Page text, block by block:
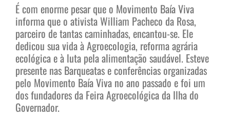
É com enorme pesar que o Movimento Baía Viva
informa que o ativista William Pacheco da Rosa,
parceiro de tantas caminhadas, encantou-se. Ele
dedicou sua vida à Agroecologia, reforma agrária
ecológica e à luta pela alimentação saudável. Esteve
presente nas Barqueatas e conferências organizadas
pelo Movimento Baía Viva no ano passado e foi um
dos fundadores da Feira Agroecológica da Ilha do
Governador.